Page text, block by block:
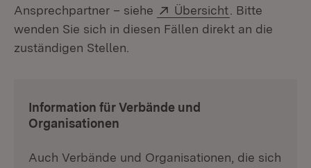
Ansprechpartner – siehe
Extern:
Übersicht (Öffnet in
. Bitte
wenden Sie sich in diesen Fällen direkt an die
zuständigen Stellen.
:Information für Verbände und
Organisationen
Auch Verbände und Organisationen, die sich